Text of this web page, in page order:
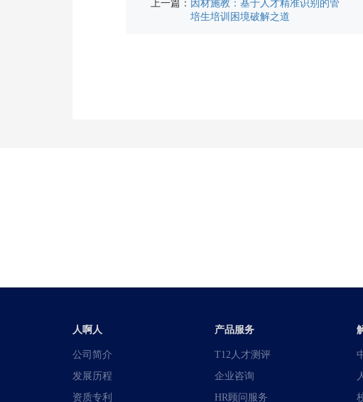
上一篇： 因材施教：基于人才精准识别的管
培生培训困境破解之道
人啊人
公司简介
发展历程
资质专利
产品服务
T12人才测评
企业咨询
HR顾问服务